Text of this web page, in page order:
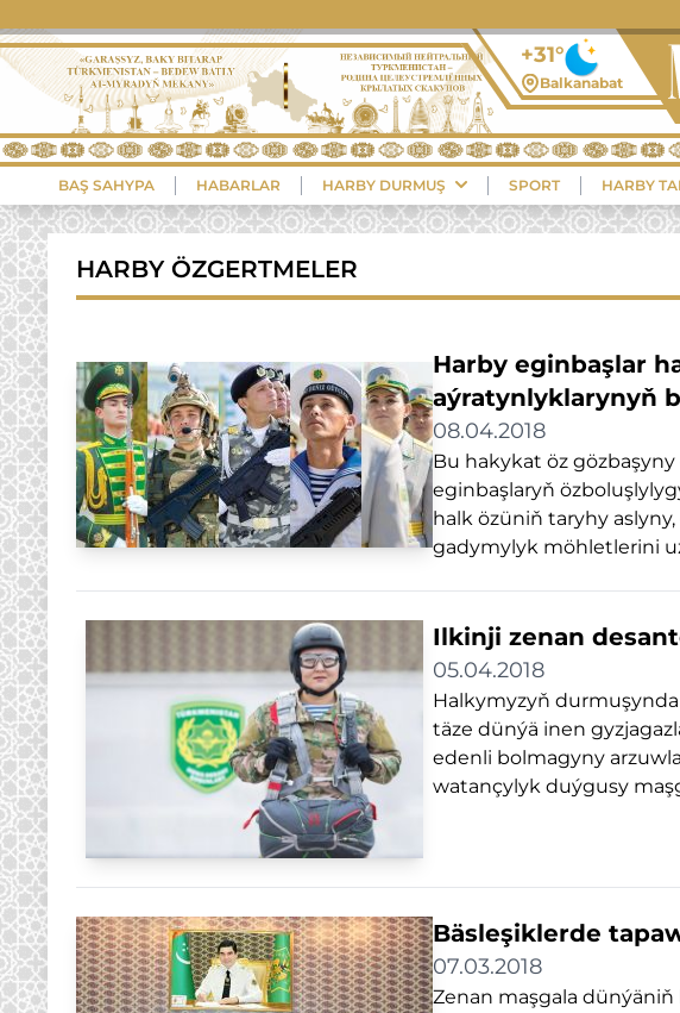
+31°
Balkanabat
BAŞ SAHYPA HABARLAR HARBY DURMUŞ SPORT HARBY
HARBY ÖZGERTMELER
Harby eginbaşlar
aýratynlyklarynyň
08.04.2018
Bu hakykat öz
eginbaşlaryň
halk özüniň taryhy
gadymylyk möhletlerini
Ilkinji zenan
05.04.2018
Halkymyzyň
täze dünýä inen
edenli bolmagyny
watançylyk duýgusy
Bäsleşiklerde
07.03.2018
Zenan maşgala